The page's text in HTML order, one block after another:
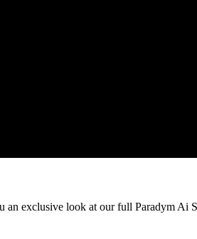
an exclusive look at our full Paradym Ai